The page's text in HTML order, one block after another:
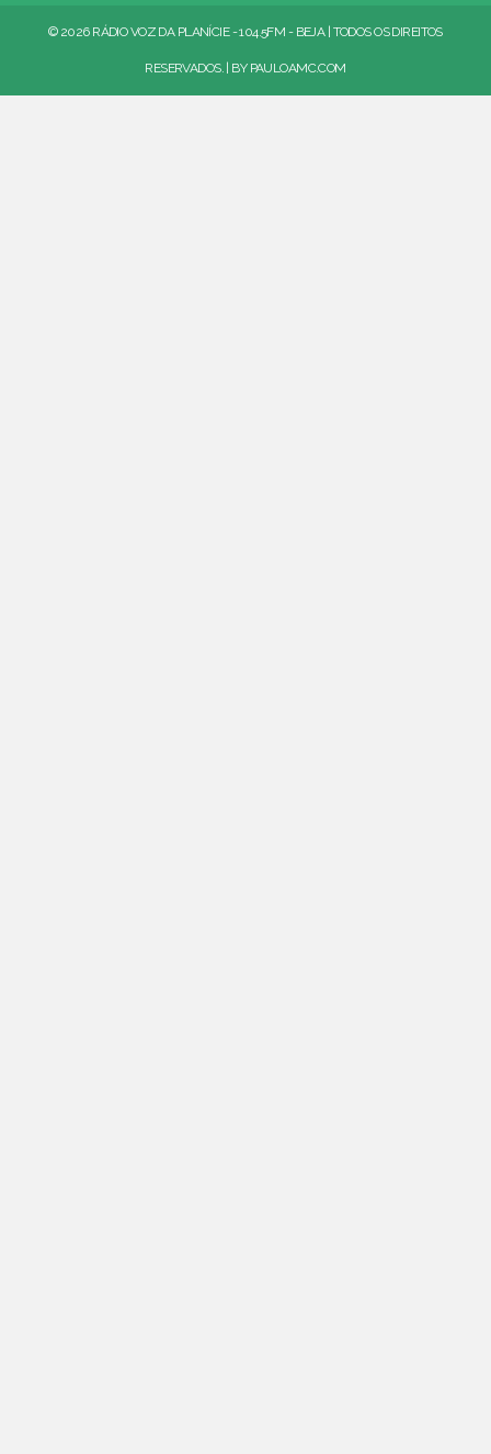
© 2026 RÁDIO VOZ DA PLANÍCIE - 104.5FM - BEJA | TODOS OS DIREITOS
RESERVADOS. | BY PAULOAMC.COM